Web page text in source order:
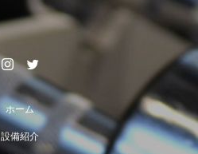
ホーム
設備紹介